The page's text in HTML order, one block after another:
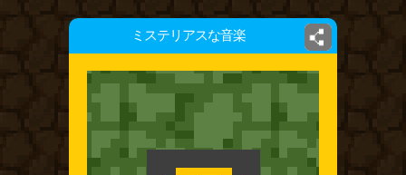
ミステリアスな音楽